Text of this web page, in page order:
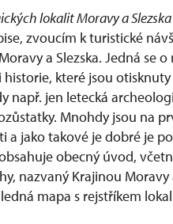
lokalit Moravy a Slezska
zvoucím k turistické
a Slezska. Jedná se
které jsou
např. jen letecká
Mnohdy jsou na
a jako takové je dobré je
obecný úvod,
nazvaný Krajinou Moravy
mapa s rejstříkem